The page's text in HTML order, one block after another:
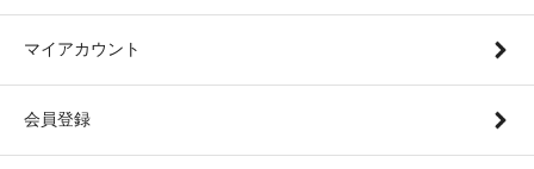
マイアカウント
会員登録